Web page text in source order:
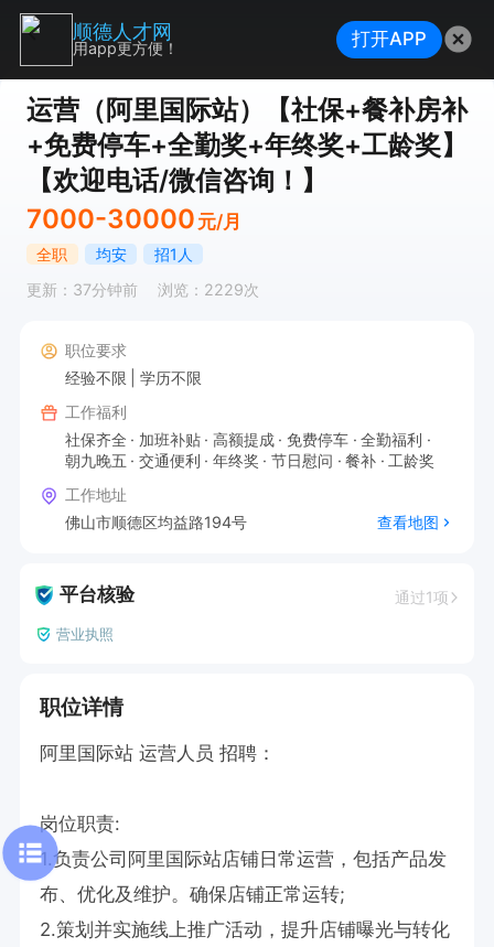
运营（阿里国际站）【社保+餐补房补
+免费停车+全勤奖+年终奖+工龄奖】
【欢迎电话/微信咨询！】
7000-30000 元/月
全职 均安
招1人
更新：37分钟前
浏览：2229次
职位要求
经验不限
学历不限
工作福利
社保齐全
加班补贴 高额提成 免费停车
全勤福利
朝九晚五
交通便利 年终奖 节日慰问 餐补
工龄奖
工作地址
佛山市顺德区均益路194号
查看地图
平台核验 通过1项
营业执照
职位详情
阿里国际站 运营人员 招聘：
岗位职责:
1.负责公司阿里国际站店铺日常运营，包括产品发
布、优化及维护。确保店铺正常运转;
2.策划并实施线上推广活动，提升店铺曝光与转化
顺德人才网
用app更方便！ 打开APP